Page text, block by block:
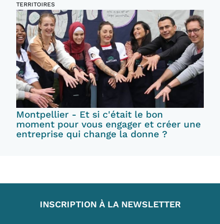
TERRITOIRES
Montpellier - Et si c'était le bon
moment pour vous engager et créer une
entreprise qui change la donne ?
INSCRIPTION À LA NEWSLETTER